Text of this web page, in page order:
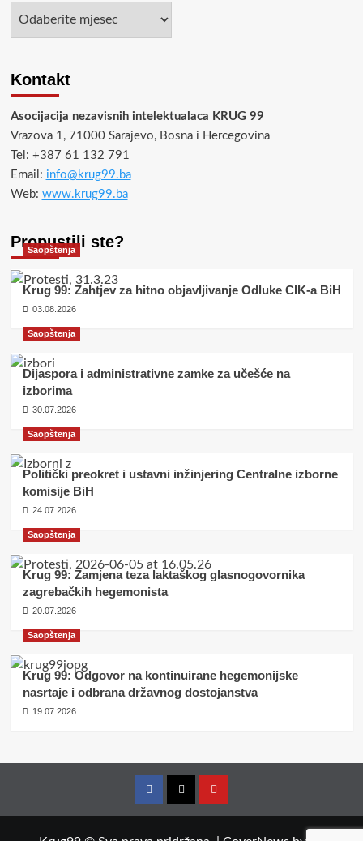
Kontakt
Asocijacija nezavisnih intelektualaca KRUG 99
Vrazova 1, 71000 Sarajevo, Bosna i Hercegovina
Tel: +387 61 132 791
Email: info@krug99.ba
Web: www.krug99.ba
Propustili ste?
Saopštenja
Krug 99: Zahtjev za hitno objavljivanje Odluke CIK-a BiH
03.08.2026
Saopštenja
Dijaspora i administrativne zamke za učešće na
izborima
30.07.2026
Saopštenja
Politički preokret i ustavni inžinjering Centralne izborne
komisije BiH
24.07.2026
Saopštenja
Krug 99: Zamjena teza laktaškog glasnogovornika
zagrebačkih hegemonista
20.07.2026
Saopštenja
Krug 99: Odgovor na kontinuirane hegemonijske
nasrtaje i odbrana državnog dostojanstva
19.07.2026
FacebookTwitterYouTube